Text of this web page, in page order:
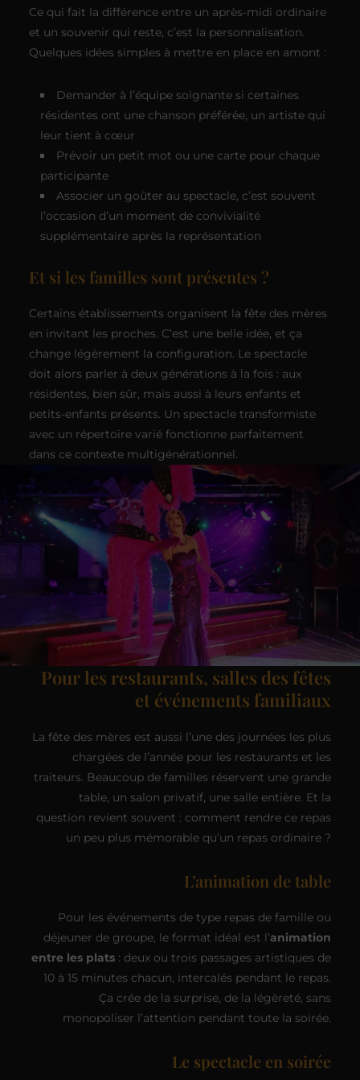
Ce qui fait la différence entre un après-midi ordinaire
et un souvenir qui reste, c’est la personnalisation.
Quelques idées simples à mettre en place en amont :
Demander à l’équipe soignante si certaines
résidentes ont une chanson préférée, un artiste qui
leur tient à cœur
Prévoir un petit mot ou une carte pour chaque
participante
Associer un goûter au spectacle, c’est souvent
l’occasion d’un moment de convivialité
supplémentaire après la représentation
Et si les familles sont présentes ?
Certains établissements organisent la fête des mères
en invitant les proches. C’est une belle idée, et ça
change légèrement la configuration. Le spectacle
doit alors parler à deux générations à la fois : aux
résidentes, bien sûr, mais aussi à leurs enfants et
petits-enfants présents. Un spectacle transformiste
avec un répertoire varié fonctionne parfaitement
dans ce contexte multigénérationnel.
Pour les restaurants, salles des fêtes
et événements familiaux
La fête des mères est aussi l’une des journées les plus
chargées de l’année pour les restaurants et les
traiteurs. Beaucoup de familles réservent une grande
table, un salon privatif, une salle entière. Et la
question revient souvent : comment rendre ce repas
un peu plus mémorable qu’un repas ordinaire ?
L’animation de table
Pour les événements de type repas de famille ou
déjeuner de groupe, le format idéal est l’animation
entre les plats : deux ou trois passages artistiques de
10 à 15 minutes chacun, intercalés pendant le repas.
Ça crée de la surprise, de la légèreté, sans
monopoliser l’attention pendant toute la soirée.
Le spectacle en soirée